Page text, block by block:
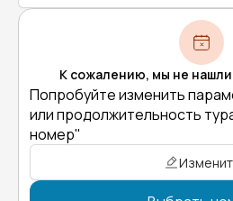
К сожалению, мы не
Попробуйте изменить
или продолжительность
номер"